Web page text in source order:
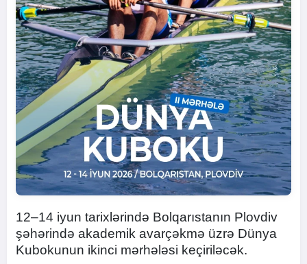
12–14 iyun tarixlərində Bolqarıstanın Plovdiv
şəhərində akademik avarçəkmə üzrə Dünya
Kubokunun ikinci mərhələsi keçiriləcək.